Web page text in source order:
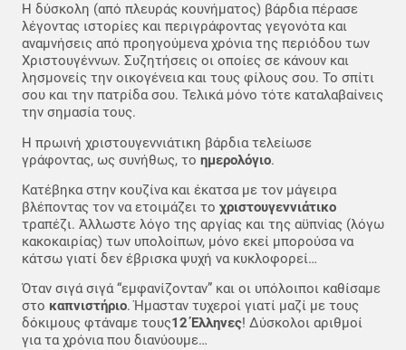
Η δύσκολη (από πλευράς κουνήματος) βάρδια πέρασε
λέγοντας ιστορίες και περιγράφοντας γεγονότα και
αναμνήσεις από προηγούμενα χρόνια της περιόδου των
Χριστουγέννων. Συζητήσεις οι οποίες σε κάνουν και
λησμονείς την οικογένεια και τους φίλους σου. Το σπίτι
σου και την πατρίδα σου. Τελικά μόνο τότε καταλαβαίνεις
την σημασία τους.
Η πρωινή χριστουγεννιάτικη βάρδια τελείωσε
γράφοντας, ως συνήθως, το ημερολόγιο.
Κατέβηκα στην κουζίνα και έκατσα με τον μάγειρα
βλέποντας τον να ετοιμάζει το χριστουγεννιάτικο
τραπέζι. Άλλωστε λόγο της αργίας και της αϋπνίας (λόγω
κακοκαιρίας) των υπολοίπων, μόνο εκεί μπορούσα να
κάτσω γιατί δεν έβρισκα ψυχή να κυκλοφορεί…
Όταν σιγά σιγά “εμφανίζονταν” και οι υπόλοιποι καθίσαμε
στο καπνιστήριο. Ήμασταν τυχεροί γιατί μαζί με τους
δόκιμους φτάναμε τους12 Έλληνες! Δύσκολοι αριθμοί
για τα χρόνια που διανύουμε…